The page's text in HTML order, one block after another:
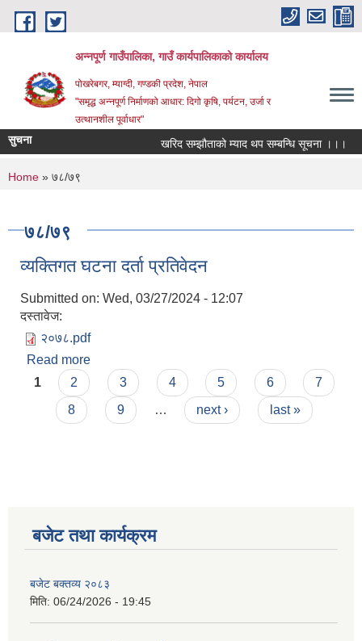
Skip to main content
अन्‍नपूर्ण गाउँपालिका, गाउँ कार्यपालिकाको कार्यालय
पोखरेबगर, म्याग्दी, गण्डकी प्रदेश, नेपाल
"समृद्ध अन्‍नपूर्ण निर्माणको आधार: दिगो कृषि, पर्यटन, उर्जा र
उत्थानशील पूर्वाधार"
सुचना खरिद सम्झौताको म्याद थप सम्बन्धि सूचना ।।।
You are here
Home » ७८/७९
७८/७९
व्यक्तिगत घटना दर्ता प्रतिवेदन
Submitted on: Wed, 03/27/2024 - 12:07
दस्तावेज:
२०७८.pdf
Read more
Pages
1 2 3 4 5 6
7
8
9 … next › last »
बजेट तथा कार्यक्रम
बजेट बक्तव्य २०८३
मिति: 06/24/2026 - 19:45